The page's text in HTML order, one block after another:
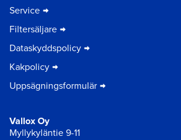
Service
Filtersäljare
Dataskyddspolicy
Kakpolicy
Uppsägningsformulär
Vallox Oy
Myllykyläntie 9-11